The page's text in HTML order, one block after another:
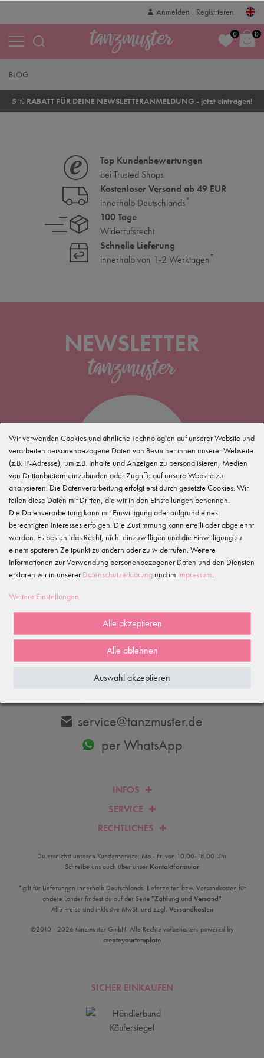
Anmelden Registrieren
0 0
BLOG
5 % RABATT FÜR DEINE NEWSLETTERANMELDUNG - jetzt eintragen!
Top Kundenbewertungen
bei Trusted Shops
Kostenloser Versand ab 49 EUR
innerhalb Deutschlands*
100 Tage
Widerrufsrecht
Schnelle Lieferung
innerhalb von 1-2 Werktagen*
NEWSLETTER
5 %
für Deine
Newsletteranmeldung
Meine Einwilligung kann ich jederzeit widerrufen.
INFOS
SERVICE
RECHTLICHES
DU HAST FRAGEN? WIR HELFEN DIR GERNE WEITER.
service@tanzmuster.de
per WhatsApp
Du erreichst unseren Kundenservice: Mo.- Fr. von 10.00-18.00 Uhr
Schreibe uns auch über unser Kontaktformular
*gilt für Lieferungen innerhalb Deutschlands. Lieferzeiten bzw. Versandkosten für
andere Länder findest du auf der Seite "Zahlung und Versand"
Alle Preise sind inklusive MwSt. und zzgl. Versandkosten
©2010 - 2026 tanzmuster GmbH. Alle Rechte vorbehalten. powered by
createyourtemplate
SICHER EINKAUFEN
Wir verwenden Cookies und ähnliche Technologien auf unserer Website und
verarbeiten personenbezogene Daten von Besucher:innen unserer Webseite
(z.B. IP-Adresse), um z.B. Inhalte und Anzeigen zu personalisieren, Medien
von Drittanbietern einzubinden oder Zugriffe auf unsere Website zu
analysieren. Die Datenverarbeitung erfolgt erst durch gesetzte Cookies. Wir
teilen diese Daten mit Dritten, die wir in den Einstellungen benennen.
Die Datenverarbeitung kann mit Einwilligung oder aufgrund eines
berechtigten Interesses erfolgen. Die Zustimmung kann erteilt oder abgelehnt
werden. Es besteht das Recht, nicht einzuwilligen und die Einwilligung zu
einem späteren Zeitpunkt zu ändern oder zu widerrufen. Weitere
Informationen zur Verwendung personenbezogener Daten und den Diensten
erklären wir in unserer Daten­schutz­erklärung und im Impressum.
Weitere Einstellungen
Alle akzeptieren
Alle ablehnen
Auswahl akzeptieren